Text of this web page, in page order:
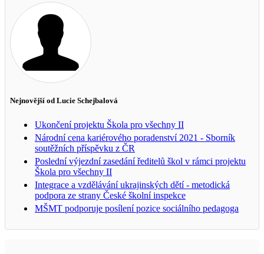
Nejnovější od Lucie Schejbalová
Ukončení projektu Škola pro všechny II
Národní cena kariérového poradenství 2021 - Sborník
soutěžních příspěvku z ČR
Poslední výjezdní zasedání ředitelů škol v rámci projektu
Škola pro všechny II
Integrace a vzdělávání ukrajinských dětí - metodická
podpora ze strany České školní inspekce
MŠMT podporuje posílení pozice sociálního pedagoga